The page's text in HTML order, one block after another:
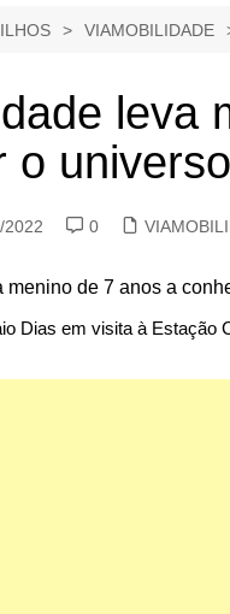
VIAMOBILIDADE
leva
o
2022 0
Dias em visita à Estação